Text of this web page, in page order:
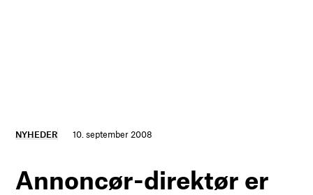
NYHEDER 10. september 2008
Annoncør-direktør er